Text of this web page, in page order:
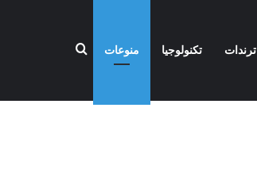
ترندات تكنولوجيا منوعات بحث عن